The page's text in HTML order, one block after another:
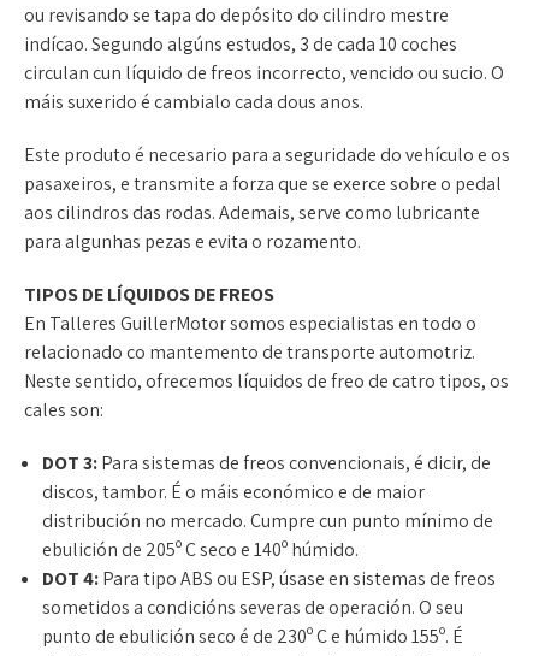
ou revisando se tapa do depósito do cilindro mestre
indícao. Segundo algúns estudos, 3 de cada 10 coches
circulan cun líquido de freos incorrecto, vencido ou sucio. O
máis suxerido é cambialo cada dous anos.
Este produto é necesario para a seguridade do vehículo e os
pasaxeiros, e transmite a forza que se exerce sobre o pedal
aos cilindros das rodas. Ademais, serve como lubricante
para algunhas pezas e evita o rozamento.
TIPOS DE LÍQUIDOS DE FREOS
En Talleres GuillerMotor somos especialistas en todo o
relacionado co mantemento de transporte automotriz.
Neste sentido, ofrecemos líquidos de freo de catro tipos, os
cales son:
DOT 3:Para sistemas de freos convencionais, é dicir, de
discos, tambor. É o máis económico e de maior
distribución no mercado. Cumpre cun punto mínimo de
ebulición de 205º C seco e 140º húmido.
DOT 4:Para tipo ABS ou ESP, úsase en sistemas de freos
sometidos a condicións severas de operación. O seu
punto de ebulición seco é de 230º C e húmido 155º. É